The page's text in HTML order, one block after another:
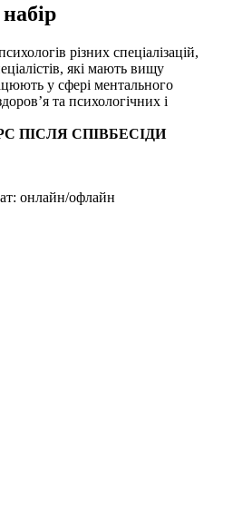
різних спеціалізацій,
які мають вищу
у сфері ментального
та психологічних і
ПІСЛЯ СПІВБЕСІДИ
онлайн/офлайн